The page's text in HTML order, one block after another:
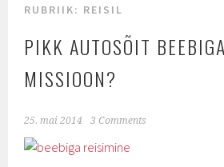
RUBRIIK: REISIL
PIKK AUTOSÕIT
MISSIOON?
25. mai 2014 3 Comments